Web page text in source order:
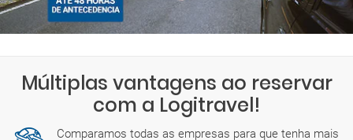
Múltiplas vantagens ao reservar
com a Logitravel!
Comparamos todas as empresas para que tenha mais